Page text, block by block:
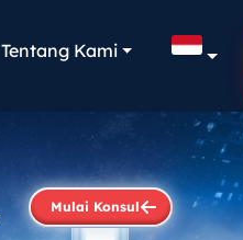
Tentang Kami
Mulai Konsul